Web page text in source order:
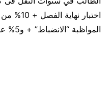
المواظبة “الانضباط” + و5% على السلوك).